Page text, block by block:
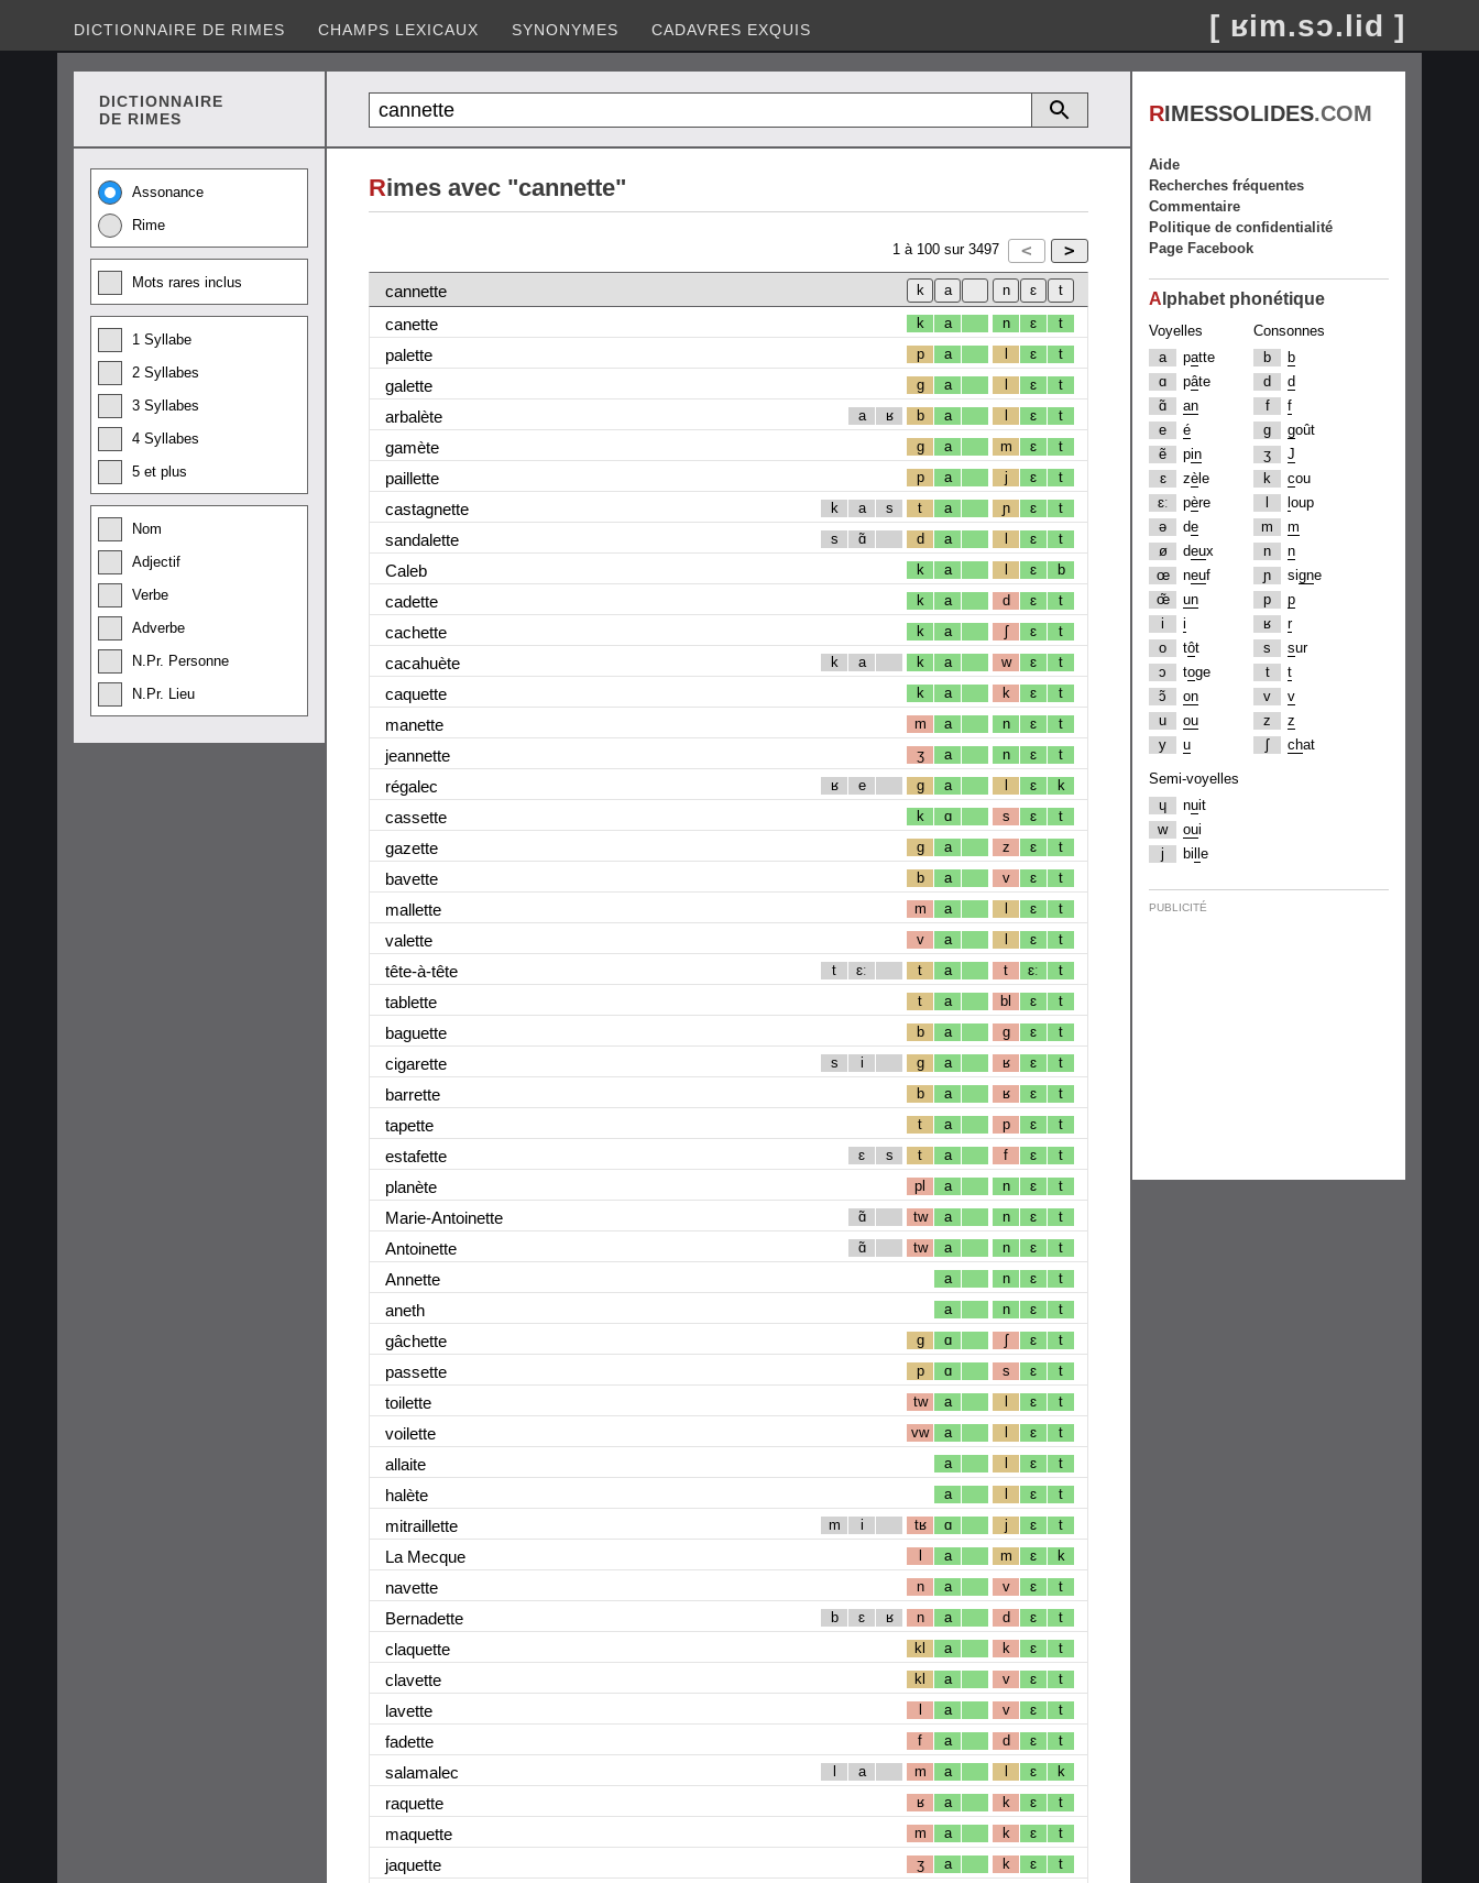
DICTIONNAIRE DE RIMES CHAMPS LEXICAUX SYNONYMES CADAVRES EXQUIS [ ʁim.sɔ.lid ]
DICTIONNAIRE
DE RIMES
Assonance
Rime
Mots rares inclus
1 Syllabe
2 Syllabes
3 Syllabes
4 Syllabes
5 et plus
Nom
Adjectif
Verbe
Adverbe
N.Pr. Personne
N.Pr. Lieu
Rimes avec "cannette"
1 à 100 sur 3497
cannette
canette
k a n ɛ t
palette p a l ɛ t
galette g a l ɛ t
arbalète a ʁ b a l ɛ t
gamète g a m ɛ t
paillette p a j ɛ t
castagnette k a s t a ɲ ɛ t
sandalette s ɑ̃ d a l ɛ t
Caleb k a l ɛ b
cadette k a d ɛ t
cachette k a ʃ ɛ t
cacahuète k a k a w ɛ t
caquette k a k ɛ t
manette m a n ɛ t
jeannette ʒ a n ɛ t
régalec ʁ e g a l ɛ k
cassette k ɑ s ɛ t
gazette g a z ɛ t
bavette b a v ɛ t
mallette m a l ɛ t
valette v a l ɛ t
tête-à-tête t ɛː t a t ɛː t
tablette t a bl ɛ t
baguette b a g ɛ t
cigarette s i g a ʁ ɛ t
barrette b a ʁ ɛ t
tapette t a p ɛ t
estafette ɛ s t a f ɛ t
planète pl a n ɛ t
Marie-Antoinette ɑ̃ tw a n ɛ t
Antoinette ɑ̃ tw a n ɛ t
Annette a n ɛ t
aneth a n ɛ t
gâchette g ɑ ʃ ɛ t
passette p ɑ s ɛ t
toilette tw a l ɛ t
voilette vw a l ɛ t
allaite a l ɛ t
halète a l ɛ t
mitraillette m i tʁ ɑ j ɛ t
La Mecque l a m ɛ k
navette n a v ɛ t
Bernadette b ɛ ʁ n a d ɛ t
claquette kl a k ɛ t
clavette kl a v ɛ t
lavette l a v ɛ t
fadette f a d ɛ t
salamalec l a m a l ɛ k
raquette ʁ a k ɛ t
maquette m a k ɛ t
jaquette ʒ a k ɛ t
RIMESSOLIDES.COM
Aide
Recherches fréquentes
Commentaire
Politique de confidentialité
Page Facebook
A lphabet phonétique
Voyelles
a
patte
ɑ
pâte
ɑ̃
an
e
é
ẽ
pin
ɛ
zè le
ɛː
père
ə
de
ø
deux
œ
neuf
œ̃
un
i
i
o
tôt
ɔ
toge
ɔ̃
on
u
ou
y
u
Consonnes
b
b
d
d
f
f
g
goût
ʒ
J
k
cou
oup
m
m
n
n
ɲ
signe
p
p
ʁ
r
s
sur
t
t
v
v
z
z
ʃ
chat
Semi-voyelles
ɥ
nuit
w
oui
j
bi e
PUBLICITÉ